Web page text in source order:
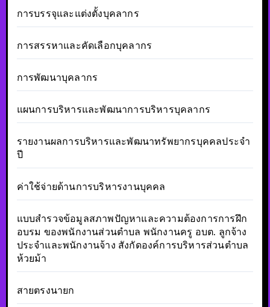
การบรรจุและแต่งตั้งบุคลากร
การสรรหาและคัดเลือกบุคลากร
การพัฒนาบุคลากร
แผนการบริหารและพัฒนาการบริหารบุคลากร
รายงานผลการบริหารและพัฒนาทรัพยากรบุคคลประจำ
ปี
ค่าใช้จ่ายด้านการบริหารงานบุคคล
แบบสำรวจข้อมูลสภาพปัญหาและความต้องการการฝึก
อบรม ของพนักงานส่วนตำบล พนักงานครู อบต. ลูกจ้าง
ประจำและพนักงานจ้าง สังกัดองค์การบริหารส่วนตำบล
ห้วยม้า
สายตรงนายก